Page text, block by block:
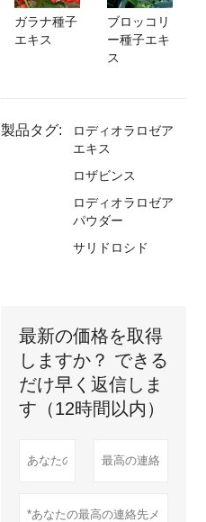
ガラナ種子
エキス
ブロッコリ
ー種子エキ
ス
製品タグ:
ロディオラロゼア
エキス
ロザビンス
ロディオラロゼア
パウダー
サリドロシド
最新の価格を取得
しますか？ できる
だけ早く返信しま
す（12時間以内）